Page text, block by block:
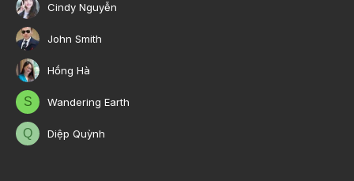
Cindy Nguyễn
John Smith
Hồng Hà
S Wandering Earth
Q Diệp Quỳnh